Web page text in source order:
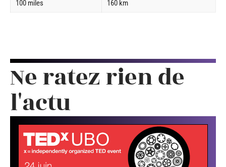
100 miles 160 km
Ne ratez rien de
l'actu